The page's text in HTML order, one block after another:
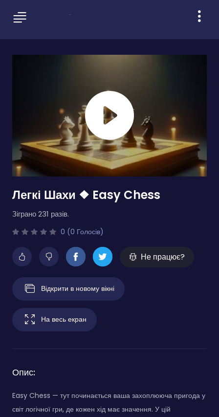
Легкі Шахи ❖ Easy Chess
Зіграно 231 разів.
0 (0 Голосів)
Не працює?
Відкрити в новому вікні
На весь екран
Опис:
Easy Chess — тут починається ваша захоплююча пригода у
світ логічної гри, де кожен хід має значення. У цій